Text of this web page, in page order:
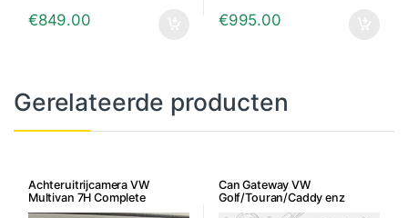
€849.00 €995.00
Gerelateerde producten
Achteruitrijcamera VW
Multivan 7H Complete
inbouwset
Can Gateway VW
Golf/Touran/Caddy enz